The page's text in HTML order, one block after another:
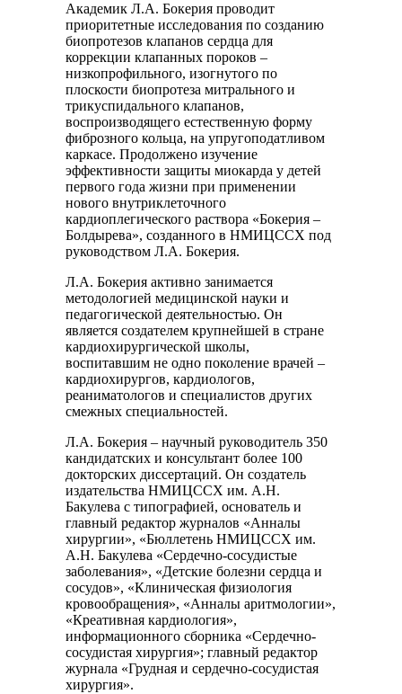
Академик Л.А. Бокерия проводит
приоритетные исследования по созданию
биопротезов клапанов сердца для
коррекции клапанных пороков –
низкопрофильного, изогнутого по
плоскости биопротеза митрального и
трикуспидального клапанов,
воспроизводящего естественную форму
фиброзного кольца, на упругоподатливом
каркасе. Продолжено изучение
эффективности защиты миокарда у детей
первого года жизни при применении
нового внутриклеточного
кардиоплегического раствора «Бокерия –
Болдырева», созданного в НМИЦССХ под
руководством Л.А. Бокерия.
Л.А. Бокерия активно занимается
методологией медицинской науки и
педагогической деятельностью. Он
является создателем крупнейшей в стране
кардиохирургической школы,
воспитавшим не одно поколение врачей –
кардиохирургов, кардиологов,
реаниматологов и специалистов других
смежных специальностей.
Л.А. Бокерия – научный руководитель 350
кандидатских и консультант более 100
докторских диссертаций. Он создатель
издательства НМИЦССХ им. А.Н.
Бакулева с типографией, основатель и
главный редактор журналов «Анналы
хирургии», «Бюллетень НМИЦССХ им.
А.Н. Бакулева «Сердечно-сосудистые
заболевания», «Детские болезни сердца и
сосудов», «Клиническая физиология
кровообращения», «Анналы аритмологии»,
«Креативная кардиология»,
информационного сборника «Сердечно-
сосудистая хирургия»; главный редактор
журнала «Грудная и сердечно-сосудистая
хирургия».